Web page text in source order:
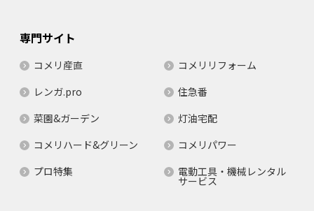
専門サイト
コメリ産直
コメリリフォーム
レンガ.pro
住急番
菜園&ガーデン
灯油宅配
コメリハード&グリーン
コメリパワー
プロ特集
電動工具・機械レンタル
サービス